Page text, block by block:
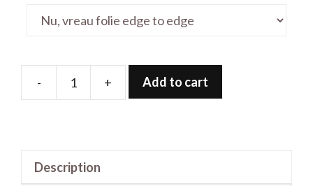
-
Folie
+ Add to cart
Description